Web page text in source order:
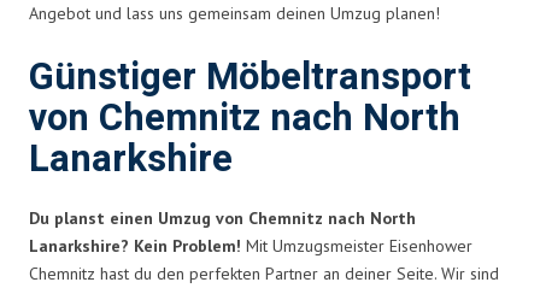
Angebot und lass uns gemeinsam deinen Umzug planen!
Günstiger Möbeltransport
von Chemnitz nach North
Lanarkshire
Du planst einen Umzug von Chemnitz nach North
Lanarkshire? Kein Problem! Mit Umzugsmeister Eisenhower
Chemnitz hast du den perfekten Partner an deiner Seite. Wir sind